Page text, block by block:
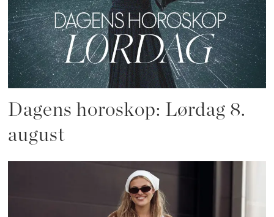
Dagens horoskop: Lørdag 8.
august